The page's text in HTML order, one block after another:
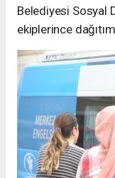
Belediyesi Sosyal
ekiplerince